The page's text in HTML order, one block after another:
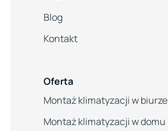
Blog
Kontakt
Oferta
Montaż klimatyzacji w biurze
Montaż klimatyzacji w domu